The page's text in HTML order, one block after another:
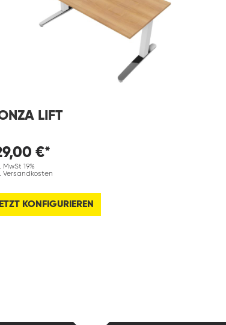
LIFT
€*
MwSt 19%
Versandkosten
KONFIGURIEREN